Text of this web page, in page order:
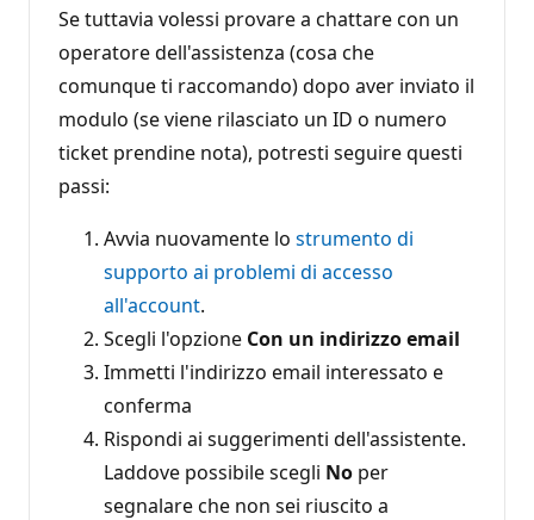
Se tuttavia volessi provare a chattare con un
operatore dell'assistenza (cosa che
comunque ti raccomando) dopo aver inviato il
modulo (se viene rilasciato un ID o numero
ticket prendine nota), potresti seguire questi
passi:
Avvia nuovamente lo strumento di
supporto ai problemi di accesso
all'account.
Scegli l'opzione Con un indirizzo email
Immetti l'indirizzo email interessato e
conferma
Rispondi ai suggerimenti dell'assistente.
Laddove possibile scegli No per
segnalare che non sei riuscito a